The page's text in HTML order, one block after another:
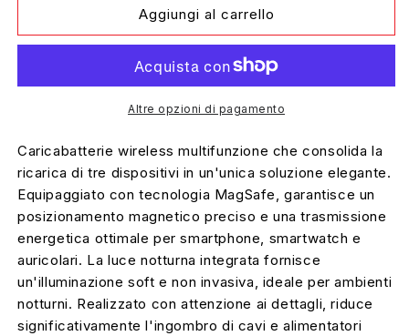
Base
Wireless
Smartphone
Auricolari
Smartwatch
con
tecnologia
Magsafe
per
Base
Ricarica
Wireless
3
Smartphone
Auricolari
Smartwatch
con
tecnologia
Magsafe
Aggiungi al carrello
Altre opzioni di pagamento
Caricabatterie wireless multifunzione che consolida la
ricarica di tre dispositivi in un'unica soluzione elegante.
Equipaggiato con tecnologia MagSafe, garantisce un
posizionamento magnetico preciso e una trasmissione
energetica ottimale per smartphone, smartwatch e
auricolari. La luce notturna integrata fornisce
un'illuminazione soft e non invasiva, ideale per ambienti
notturni. Realizzato con attenzione ai dettagli, riduce
significativamente l'ingombro di cavi e alimentatori